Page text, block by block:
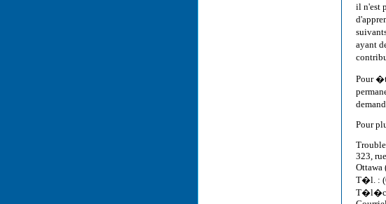
il n'est
ayant
Pour
Pour
323,
Ottawa
T�l. :
T�l�c.